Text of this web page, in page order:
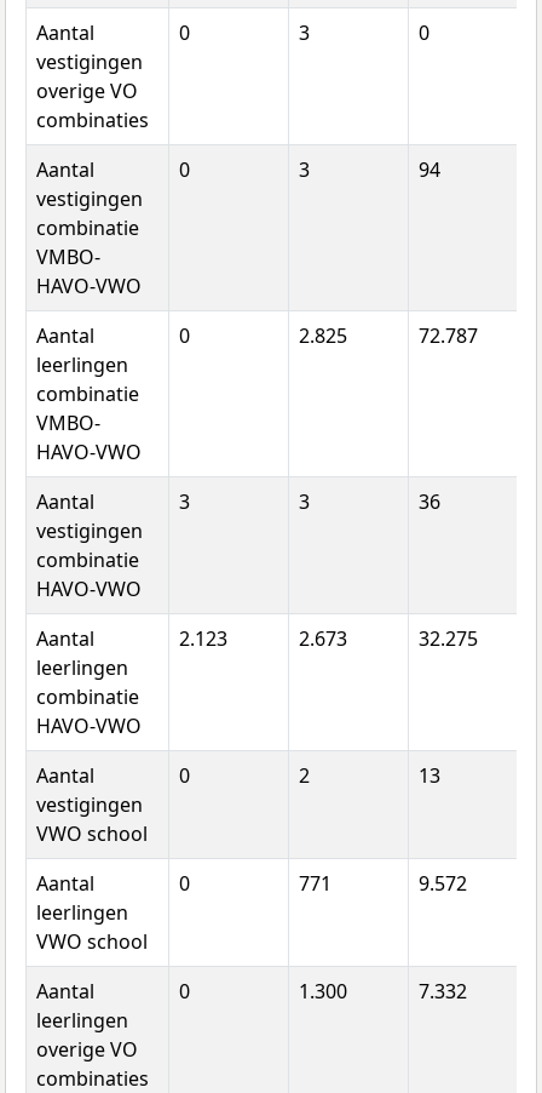
Aantal
vestigingen
overige VO
combinaties
0 3 0
Aantal
vestigingen
combinatie
VMBO-
HAVO-VWO
0 3 94
Aantal
leerlingen
combinatie
VMBO-
HAVO-VWO
0 2.825 72.787
Aantal
vestigingen
combinatie
HAVO-VWO
3 3 36
Aantal
leerlingen
combinatie
HAVO-VWO
2.123 2.673 32.275
Aantal
vestigingen
VWO school
0 2 13
Aantal
leerlingen
VWO school
0 771 9.572
Aantal
leerlingen
overige VO
combinaties
0 1.300 7.332